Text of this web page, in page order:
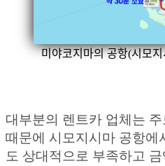
미야코지마의
대부분의 렌트카 업체는
때문에 시모지시마 공항에
도 상대적으로 부족하고